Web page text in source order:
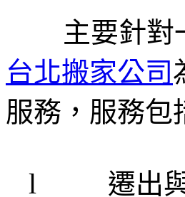
主要針對一
台北搬家公司
服務，服務包
l 遷出